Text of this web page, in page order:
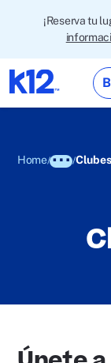
¡Reserva tu
Home